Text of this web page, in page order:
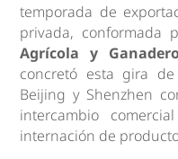
temporada de
privada, conformada
Agrícola y
concretó esta gira
Beijing y Shenzhen
intercambio
internación de